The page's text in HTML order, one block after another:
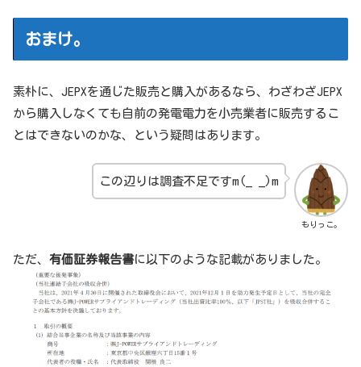
おまけ。
素朴に、JEPXを通じた販売と購入があるなら、わざわざJEPX
から購入しなくても自前の発電電力を小売業者に販売するこ
とはできないのかな、という疑問はあります。
もりっこ。
この辺りは調査不足ですm(_ _)m
ただ、 有価証券報告書に以下のような記載がありました。